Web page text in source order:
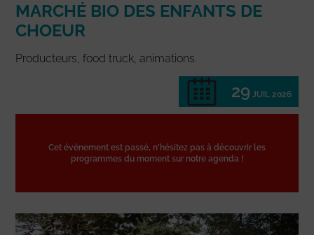
MARCHÉ BIO DES ENFANTS DE
CHOEUR
Producteurs, food truck, animations.
29 JUIL 2026
Cet événement est passé, n'hésitez pas à découvrir les
programmes du moment sur notre agenda !